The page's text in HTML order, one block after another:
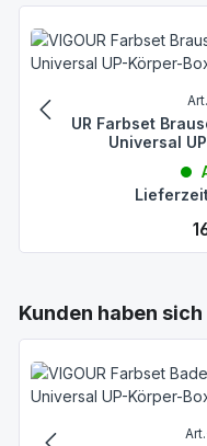
VIGOUR Farbset
Universal
Produktgalerie
Kunden haben